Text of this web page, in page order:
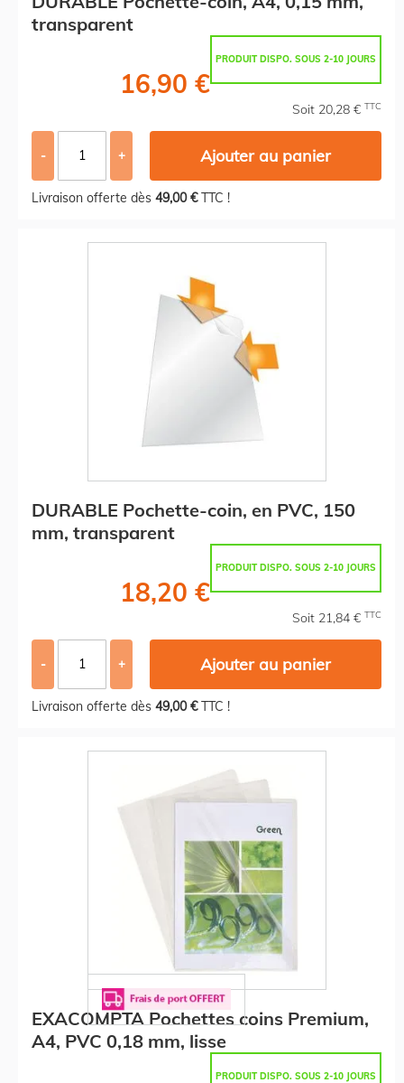
transparent
PRODUIT DISPO. SOUS 2-10 JOURS
16,90 €
Soit 20,28 € TTC
- + Ajouter au panier
Livraison offerte dès 49,00 €TTC !
DURABLE Pochette-coin, en PVC, 150
mm, transparent
PRODUIT DISPO. SOUS 2-10 JOURS
18,20 €
Soit 21,84 € TTC
- + Ajouter au panier
Livraison offerte dès 49,00 €TTC !
EXACOMPTA Pochettes coins Premium,
A4, PVC 0,18 mm, lisse
PRODUIT DISPO. SOUS 2-10 JOURS